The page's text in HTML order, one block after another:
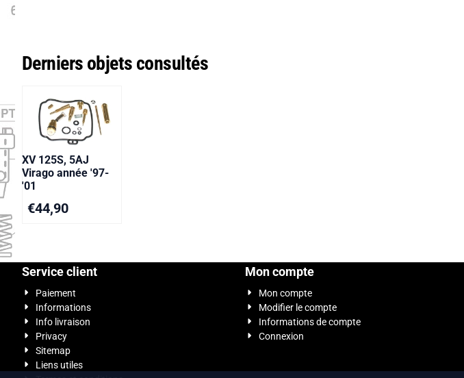
Derniers objets consultés
XV 125S, 5AJ
Virago année '97-
'01
€44,90
Service client
Paiement
Informations
Info livraison
Privacy
Sitemap
Liens utiles
Mon compte
Mon compte
Modifier le compte
Informations de compte
Connexion